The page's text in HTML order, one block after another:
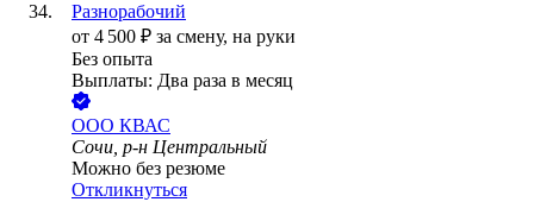
Разнорабочий
от 4 500 ₽ за смену, на руки
Без опыта
Выплаты: Два раза в месяц
ООО КВАС
Сочи, р-н Центральный
Можно без резюме
Откликнуться